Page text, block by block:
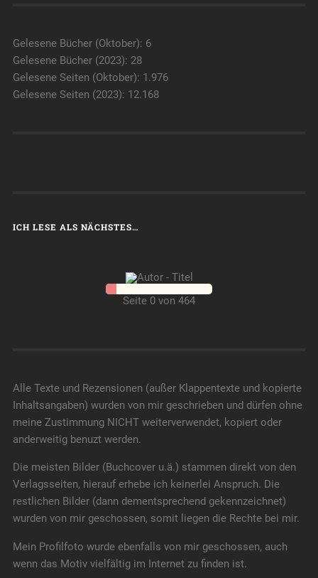
Gelesene Bücher (Oktober): 6
Gelesene Bücher (2023): 28
Gelesene Seiten (Oktober): 1.976
Gelesene Seiten (2023): 12.168
ICH LESE ALS NÄCHSTES…
Seite 0 von 464
Alle Texte und Rezensionen (außer Klappentexte und kopierte
Inhaltsangaben) wurden von mir geschrieben und dürfen ohne
meine Zustimmung NICHT weiterverwendet, kopiert oder
anderweitig benuzt werden.
Die meisten Bilder (Buchcover u.ä.) stammen direkt von den
Verlagsseiten, hierauf erhebe ich keinerlei Anspruch. Die
restlichen Bilder (dann dementsprechend gekennzeichnet)
wurden von mir geschossen, somit liegen die Rechte bei mir.
Mein Profilfoto wurde ebenfalls von mir geschossen, auch
wenn das Motiv vielfältig im Internet zu finden ist.